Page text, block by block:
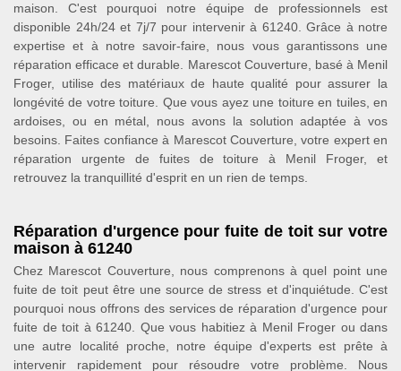
maison. C'est pourquoi notre équipe de professionnels est
disponible 24h/24 et 7j/7 pour intervenir à 61240. Grâce à notre
expertise et à notre savoir-faire, nous vous garantissons une
réparation efficace et durable. Marescot Couverture, basé à Menil
Froger, utilise des matériaux de haute qualité pour assurer la
longévité de votre toiture. Que vous ayez une toiture en tuiles, en
ardoises, ou en métal, nous avons la solution adaptée à vos
besoins. Faites confiance à Marescot Couverture, votre expert en
réparation urgente de fuites de toiture à Menil Froger, et
retrouvez la tranquillité d'esprit en un rien de temps.
Réparation d'urgence pour fuite de toit sur votre
maison à 61240
Chez Marescot Couverture, nous comprenons à quel point une
fuite de toit peut être une source de stress et d'inquiétude. C'est
pourquoi nous offrons des services de réparation d'urgence pour
fuite de toit à 61240. Que vous habitiez à Menil Froger ou dans
une autre localité proche, notre équipe d'experts est prête à
intervenir rapidement pour résoudre votre problème. Nous